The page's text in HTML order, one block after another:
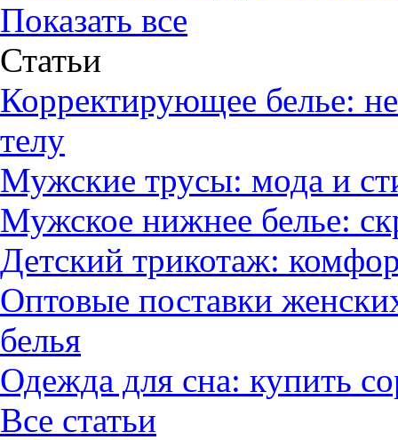
Показать все
Статьи
Корректирующее белье:
телу
Мужские трусы: мода и
Мужское нижнее белье:
Детский трикотаж:
Оптовые поставки
белья
Одежда для сна: купить
Все статьи